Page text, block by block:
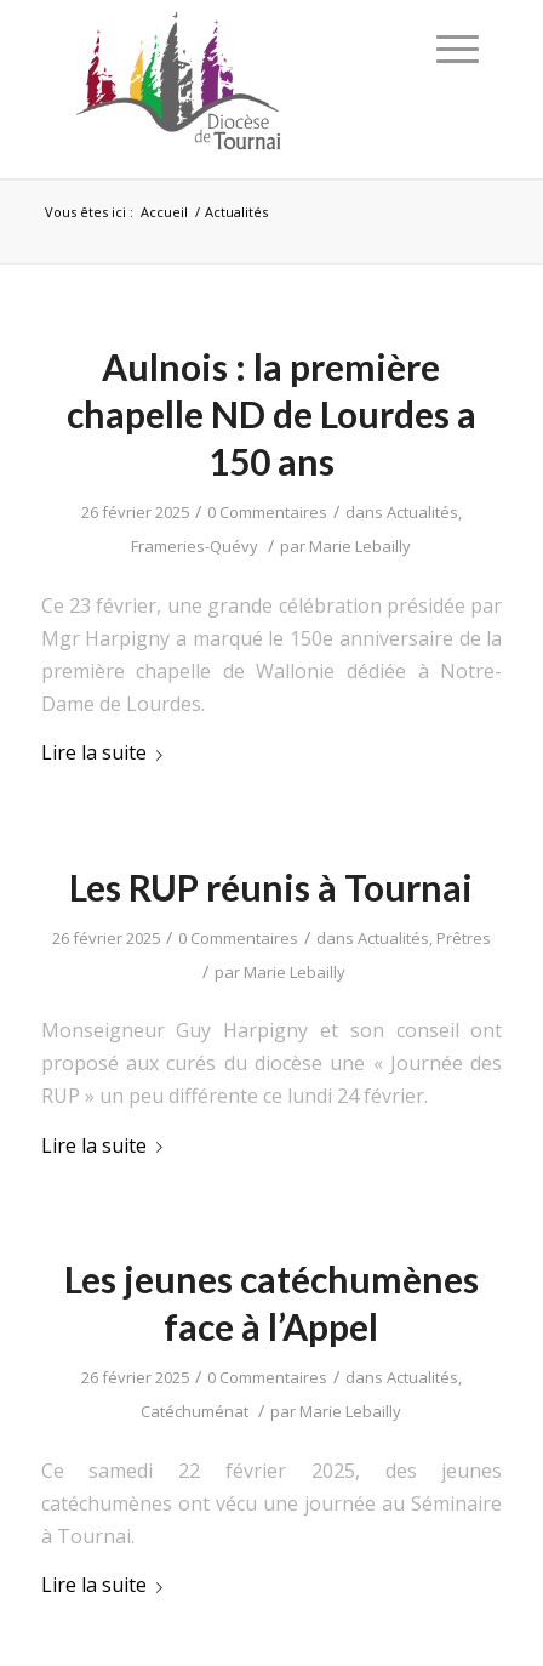
Vous êtes ici : Accueil / Actualités
Aulnois : la première
chapelle ND de Lourdes a
150 ans
26 février 2025 / 0 Commentaires / dans Actualités,
Frameries-Quévy / par Marie Lebailly
Ce 23 février, une grande célébration présidée par
Mgr Harpigny a marqué le 150e anniversaire de la
première chapelle de Wallonie dédiée à Notre-
Dame de Lourdes.
Lire la suite
Les RUP réunis à Tournai
26 février 2025 / 0 Commentaires / dans Actualités Prêtres
/ par Marie Lebailly
Monseigneur Guy Harpigny et son conseil ont
proposé aux curés du diocèse une « Journée des
RUP » un peu différente ce lundi 24 février.
Lire la suite
Les jeunes catéchumènes
face à l’Appel
26 février 2025 / 0 Commentaires / dans Actualités,
Catéchuménat / par Marie Lebailly
Ce samedi 22 février 2025, des jeunes
catéchumènes ont vécu une journée au Séminaire
à Tournai.
Lire la suite